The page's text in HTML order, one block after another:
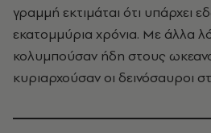
γραμμή εκτιμάται ότι υπάρχει
εκατομμύρια χρόνια. Με άλλα
κολυμπούσαν ήδη στους
κυριαρχούσαν οι δεινόσαυροι